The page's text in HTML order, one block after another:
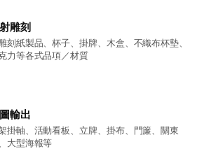
雕刻
刻紙製品、杯子、掛牌、木盒、不織布杯墊、
力等各式品項／材質
輸出
掛軸、活動看板、立牌、掛布、門簾、關東
大型海報等